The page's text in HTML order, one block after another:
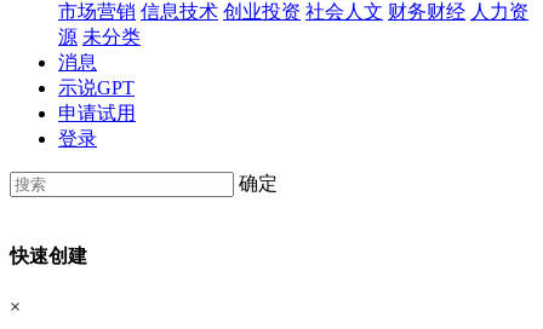
市场营销 信息技术 创业投资 社会人文 财务财经 人力资
源 未分类
消息
示说GPT
申请试用
登录
确定
快速创建
×